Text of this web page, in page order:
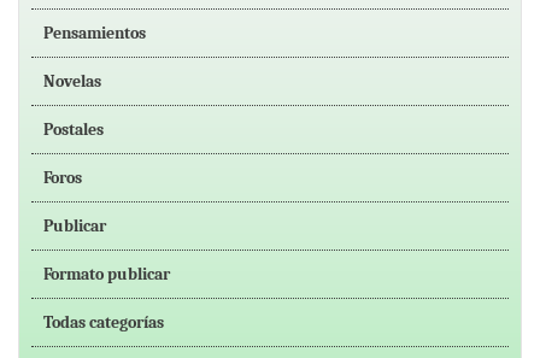
Pensamientos
Novelas
Postales
Foros
Publicar
Formato publicar
Todas categorías